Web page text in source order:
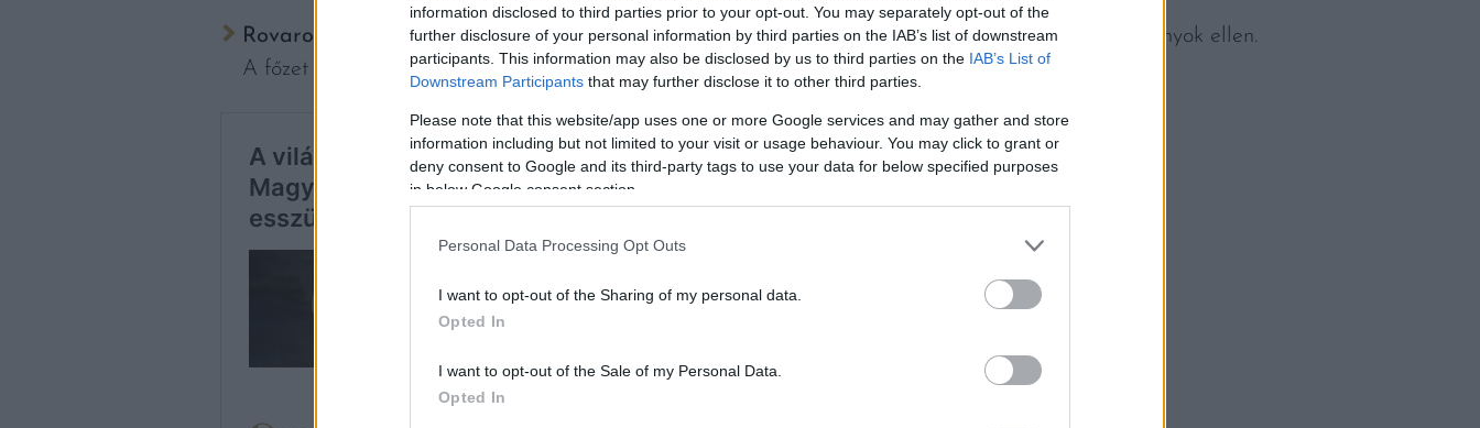
information disclosed to third parties prior to your opt-out. You may separately opt-out of the
further disclosure of your personal information by third parties on the IAB’s list of downstream
participants. This information may also be disclosed by us to third parties on the IAB’s List of
Downstream Participants that may further disclose it to other third parties.
Please note that this website/app uses one or more Google services and may gather and store
information including but not limited to your visit or usage behaviour. You may click to grant or
deny consent to Google and its third-party tags to use your data for below specified purposes
in below Google consent section.
Personal Data Processing Opt Outs
I want to opt-out of the Sharing of my personal data.
Opted In
I want to opt-out of the Sale of my Personal Data.
Opted In
Rovarok ellen:
a rozmaring aromája természetes védelemként szolgál hangyák, szúnyogok és csótányok ellen.
A főzet permetezése a felületekre csökkenti a kártevők megjelenésének esélyét.